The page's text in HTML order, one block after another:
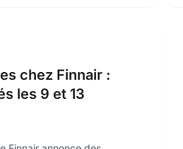
chez Finnair :
les 9 et 13